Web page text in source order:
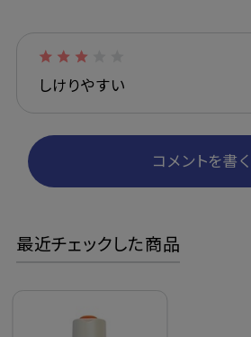
しけりやすい
コメントを書く
最近チェックした商品